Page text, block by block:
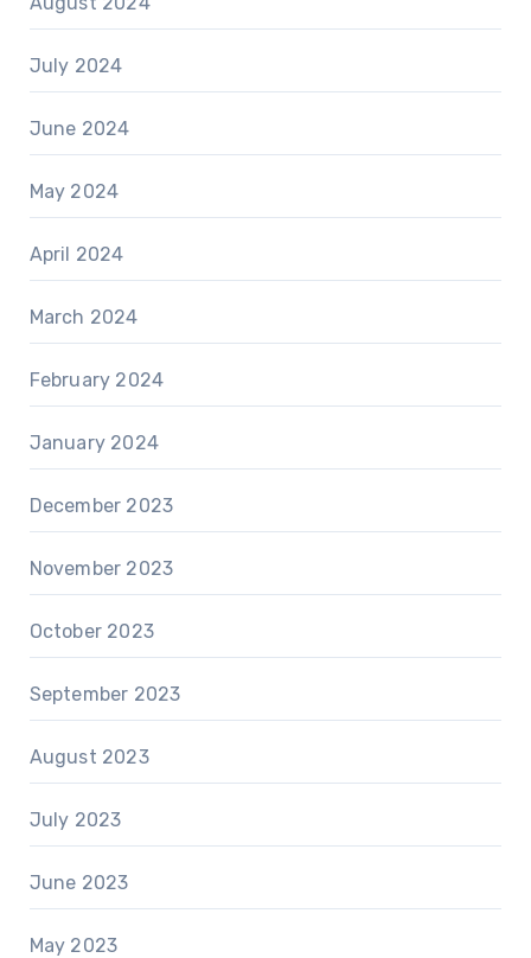
July 2024
June 2024
May 2024
April 2024
March 2024
February 2024
January 2024
December 2023
November 2023
October 2023
September 2023
August 2023
July 2023
June 2023
May 2023